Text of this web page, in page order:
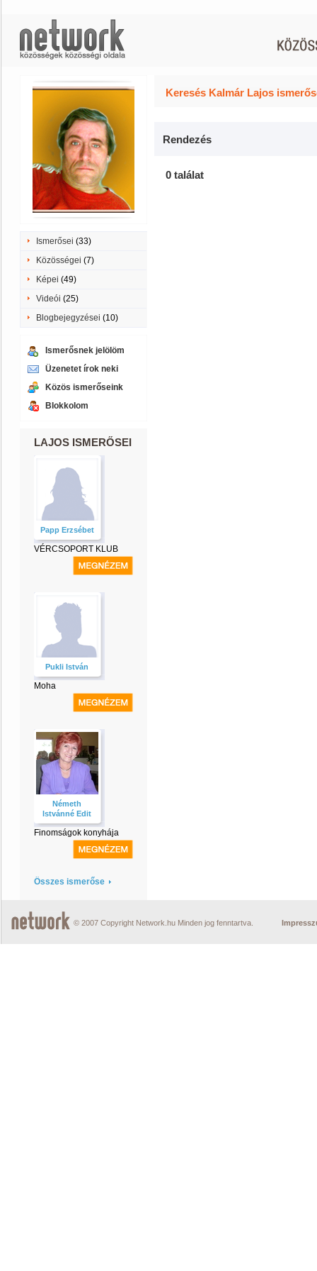
Ismerősei (33)
Közösségei (7)
Képei (49)
Videói (25)
Blogbejegyzései (10)
Ismerősnek jelölöm
Üzenetet írok neki
Közös ismerőseink
Blokkolom
LAJOS ISMERŐSEI
Papp Erzsébet
VÉRCSOPORT KLUB
Pukli István
Moha
Németh
Istvánné Edit
Finomságok konyhája
Összes ismerőse
Keresés Kalmár Lajos
Rendezés
0 találat
© 2007 Copyright Network.hu Minden jog fenntartva.